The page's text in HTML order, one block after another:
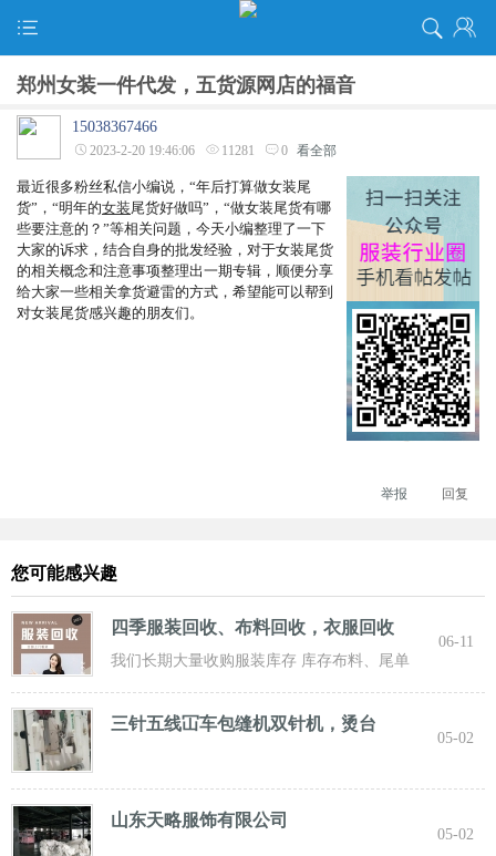
郑州女装一件代发，五货源网店的福音
15038367466
2023-2-20 19:46:06 11281 0 看全部
最近很多粉丝私信小编说， “年后打算做女装尾
货”，“明年的女装尾货好做吗”，“做女装尾货有哪
些要注意的？”等相关问题，今天小编整理了一下
大家的诉求，结合自身的批发经验，对于女装尾货
的相关概念和注意事项整理出一期专辑，顺便分享
给大家一些相关拿货避雷的方式，希望能可以帮到
对女装尾货感兴趣的朋友们。
回复
举报
您可能感兴趣
四季服装回收、布料回收，衣服回收
我们长期大量收购服装库存 库存布料、尾单
服装，专业诚信共赢， 实力雄厚 ！ 长期面向
06-11
三针五线冚车包缝机双针机，烫台
05-02
山东天略服饰有限公司
05-02